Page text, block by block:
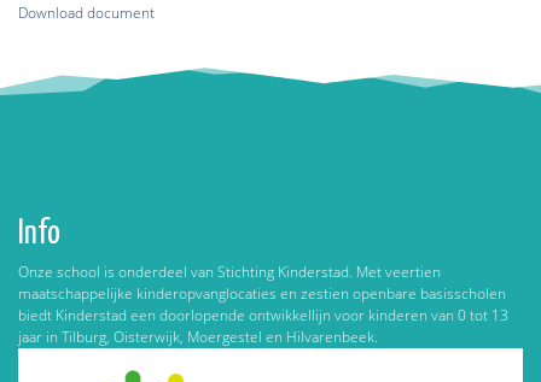
Download document
Info
Onze school is onderdeel van Stichting Kinderstad. Met veertien
maatschappelijke kinderopvanglocaties en zestien openbare basisscholen
biedt Kinderstad een doorlopende ontwikkellijn voor kinderen van 0 tot 13
jaar in Tilburg, Oisterwijk, Moergestel en Hilvarenbeek.